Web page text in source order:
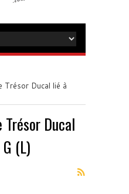
Trésor Ducal lié à
Trésor Ducal
(L)